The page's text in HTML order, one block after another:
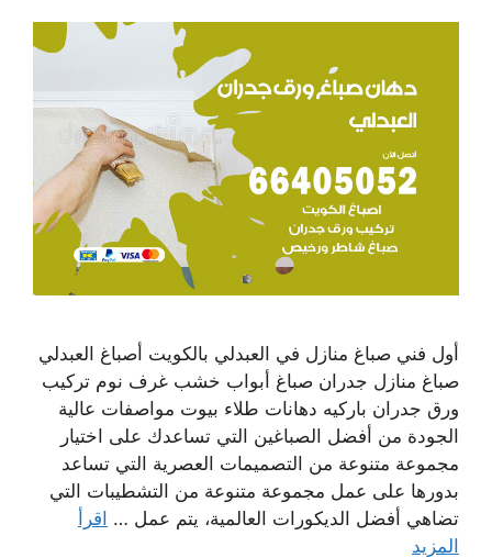
أول فني صباغ منازل في العبدلي بالكويت أصباغ العبدلي
صباغ منازل جدران صباغ أبواب خشب غرف نوم تركيب
ورق جدران باركيه دهانات طلاء بيوت مواصفات عالية
الجودة من أفضل الصباغين التي تساعدك على اختيار
مجموعة متنوعة من التصميمات العصرية التي تساعد
بدورها على عمل مجموعة متنوعة من التشطيبات التي
تضاهي أفضل الديكورات العالمية، يتم عمل … اقرأ
المزيد